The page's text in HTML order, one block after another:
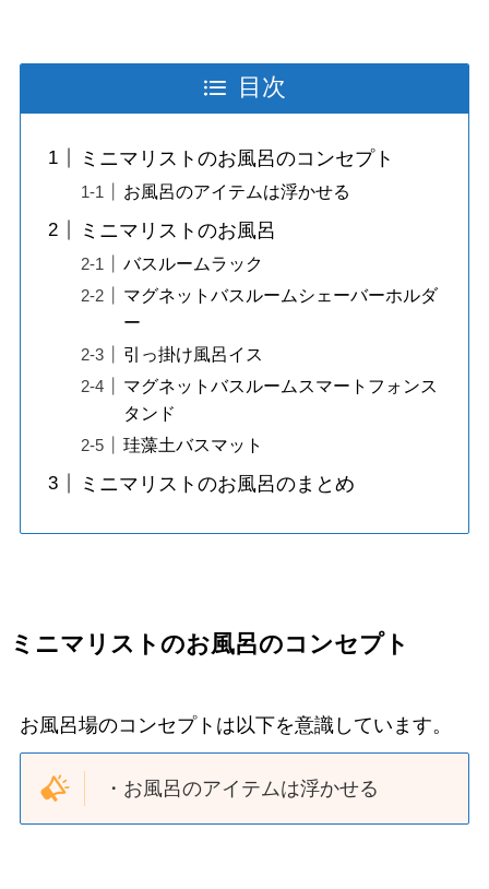
目次
ミニマリストのお風呂のコンセプト
お風呂のアイテムは浮かせる
ミニマリストのお風呂
バスルームラック
マグネットバスルームシェーバーホルダ
ー
引っ掛け風呂イス
マグネットバスルームスマートフォンス
タンド
珪藻土バスマット
ミニマリストのお風呂のまとめ
ミニマリストのお風呂のコンセプト
お風呂場のコンセプトは以下を意識しています。
・お風呂のアイテムは浮かせる